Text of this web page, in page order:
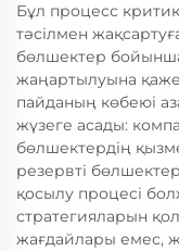
Бұл процесс
тәсілмен
бөлшектер
жаңартылуына
пайданың көбеюі
жүзеге асады:
бөлшектердің
резервті
қосылу процесі
стратегияларын
жағдайлары емес,